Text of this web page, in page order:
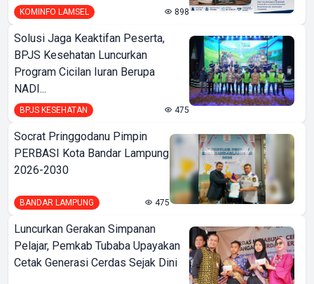
KOMINFO LAMSEL 898
Solusi Jaga Keaktifan Peserta,
BPJS Kesehatan Luncurkan
Program Cicilan Iuran Berupa
NADI...
BPJS KESEHATAN 475
Socrat Pringgodanu Pimpin
PERBASI Kota Bandar Lampung
2026-2030
BANDAR LAMPUNG 475
Luncurkan Gerakan Simpanan
Pelajar, Pemkab Tubaba Upayakan
Cetak Generasi Cerdas Sejak Dini